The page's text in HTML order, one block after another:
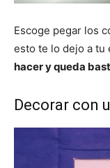
Escoge pegar los
esto te lo dejo a tu
hacer y queda
Decorar con